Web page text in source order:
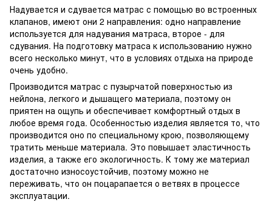
Надувается и сдувается матрас с помощью во встроенных
клапанов, имеют они 2 направления: одно направление
используется для надувания матраса, второе - для
сдувания. На подготовку матраса к использованию нужно
всего несколько минут, что в условиях отдыха на природе
очень удобно.
Производится матрас с пузырчатой поверхностью из
нейлона, легкого и дышащего материала, поэтому он
приятен на ощупь и обеспечивает комфортный отдых в
любое время года. Особенностью изделия является то, что
производится оно по специальному крою, позволяющему
тратить меньше материала. Это повышает эластичность
изделия, а также его экологичность. К тому же материал
достаточно износоустойчив, поэтому можно не
переживать, что он поцарапается о ветвях в процессе
эксплуатации.